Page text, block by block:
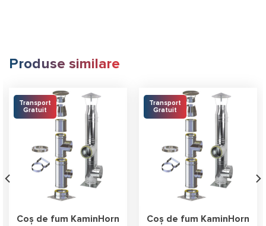
Produse similare
Transport
Gratuit
Coș de fum KaminHorn
Transport
Gratuit
Coș de fum KaminHorn